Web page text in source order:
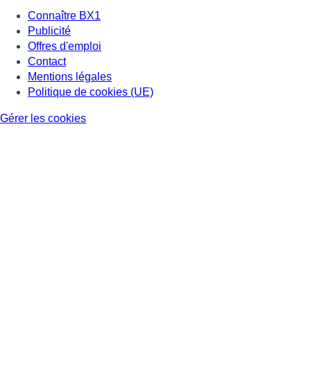
Connaître BX1
Publicité
Offres d'emploi
Contact
Mentions légales
Politique de cookies (UE)
Gérer les cookies